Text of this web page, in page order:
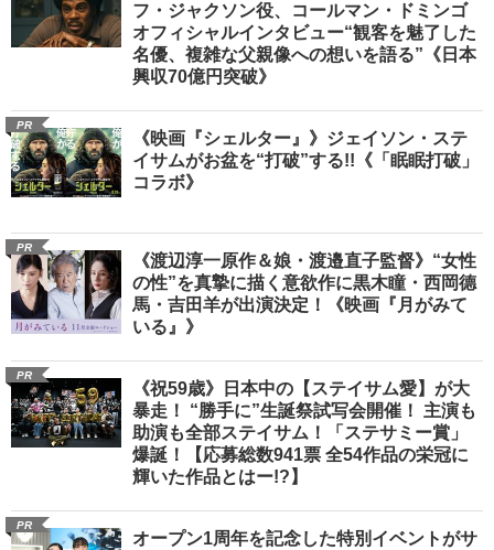
フ・ジャクソン役、コールマン・ドミンゴ
オフィシャルインタビュー“観客を魅了した
名優、複雑な父親像への想いを語る”《日本
興収70億円突破》
PR
《映画『シェルター』》ジェイソン・ステ
イサムがお盆を“打破”する!!《「眠眠打破」
コラボ》
PR
《渡辺淳一原作＆娘・渡邉直子監督》“女性
の性”を真摯に描く意欲作に黒木瞳・西岡德
馬・吉田羊が出演決定！《映画『月がみて
いる』》
PR
《祝59歳》日本中の【ステイサム愛】が大
暴走！ “勝手に”生誕祭試写会開催！ 主演も
助演も全部ステイサム！「ステサミー賞」
爆誕！【応募総数941票 全54作品の栄冠に
輝いた作品とはー!?】
PR
オープン1周年を記念した特別イベントがサ